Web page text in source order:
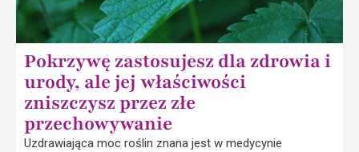
Pokrzywę zastosujesz dla zdrowia i
urody, ale jej właściwości
zniszczysz przez złe
przechowywanie
Uzdrawiająca moc roślin znana jest w medycynie